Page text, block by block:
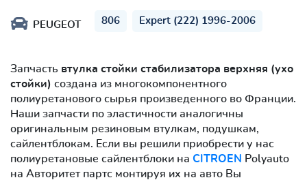
PEUGEOT 806 Expert (222) 1996-2006
Запчасть втулка стойки стабилизатора верхняя (ухо
стойки) создана из многокомпонентного
полиуретанового сырья произведенного во Франции.
Наши запчасти по эластичности аналогичны
оригинальным резиновым втулкам, подушкам,
сайлентблокам. Если вы решили приобрести у нас
полиуретановые сайлентблоки на CITROEN
Polyauto
на Авторитет партс монтируя их на авто Вы